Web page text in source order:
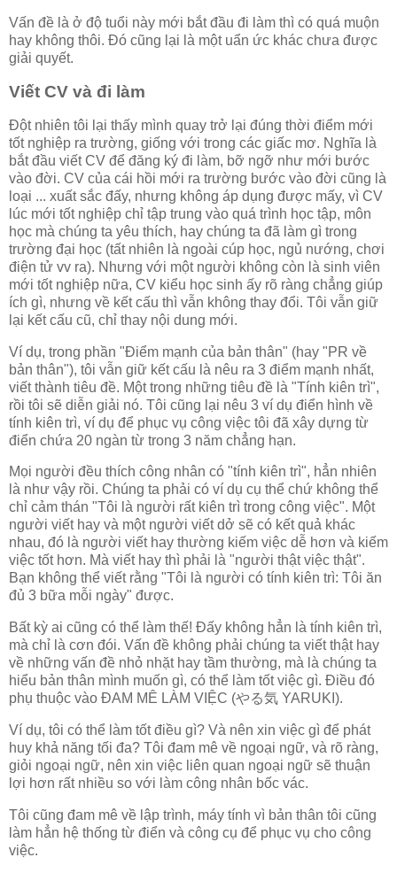
Vấn đề là ở độ tuổi này mới bắt đầu đi làm thì có quá muộn
hay không thôi. Đó cũng lại là một uẩn ức khác chưa được
giải quyết.
Viết CV và đi làm
Đột nhiên tôi lại thấy mình quay trở lại đúng thời điểm mới
tốt nghiệp ra trường, giống với trong các giấc mơ. Nghĩa là
bắt đầu viết CV để đăng ký đi làm, bỡ ngỡ như mới bước
vào đời. CV của cái hồi mới ra trường bước vào đời cũng là
loại ... xuất sắc đấy, nhưng không áp dụng được mấy, vì CV
lúc mới tốt nghiệp chỉ tập trung vào quá trình học tập, môn
học mà chúng ta yêu thích, hay chúng ta đã làm gì trong
trường đại học (tất nhiên là ngoài cúp học, ngủ nướng, chơi
điện tử vv ra). Nhưng với một người không còn là sinh viên
mới tốt nghiệp nữa, CV kiểu học sinh ấy rõ ràng chẳng giúp
ích gì, nhưng về kết cấu thì vẫn không thay đổi. Tôi vẫn giữ
lại kết cấu cũ, chỉ thay nội dung mới.
Ví dụ, trong phần "Điểm mạnh của bản thân" (hay "PR về
bản thân"), tôi vẫn giữ kết cấu là nêu ra 3 điểm mạnh nhất,
viết thành tiêu đề. Một trong những tiêu đề là "Tính kiên trì",
rồi tôi sẽ diễn giải nó. Tôi cũng lại nêu 3 ví dụ điển hình về
tính kiên trì, ví dụ để phục vụ công việc tôi đã xây dựng từ
điển chứa 20 ngàn từ trong 3 năm chẳng hạn.
Mọi người đều thích công nhân có "tính kiên trì", hẳn nhiên
là như vậy rồi. Chúng ta phải có ví dụ cụ thể chứ không thể
chỉ cảm thán "Tôi là người rất kiên trì trong công việc". Một
người viết hay và một người viết dở sẽ có kết quả khác
nhau, đó là người viết hay thường kiếm việc dễ hơn và kiếm
việc tốt hơn. Mà viết hay thì phải là "người thật việc thật".
Bạn không thể viết rằng "Tôi là người có tính kiên trì: Tôi ăn
đủ 3 bữa mỗi ngày" được.
Bất kỳ ai cũng có thể làm thế! Đấy không hẳn là tính kiên trì,
mà chỉ là cơn đói. Vấn đề không phải chúng ta viết thật hay
về những vấn đề nhỏ nhặt hay tầm thường, mà là chúng ta
hiểu bản thân mình muốn gì, có thể làm tốt việc gì. Điều đó
phụ thuộc vào ĐAM MÊ LÀM VIỆC (やる気 YARUKI).
Ví dụ, tôi có thể làm tốt điều gì? Và nên xin việc gì để phát
huy khả năng tối đa? Tôi đam mê về ngoại ngữ, và rõ ràng,
giỏi ngoại ngữ, nên xin việc liên quan ngoại ngữ sẽ thuận
lợi hơn rất nhiều so với làm công nhân bốc vác.
Tôi cũng đam mê về lập trình, máy tính vì bản thân tôi cũng
làm hẳn hệ thống từ điển và công cụ để phục vụ cho công
việc.